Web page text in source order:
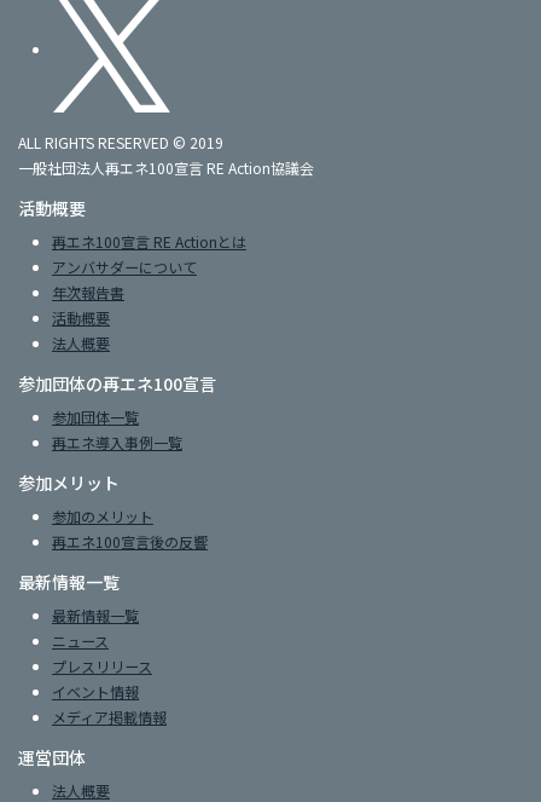
ALL RIGHTS RESERVED © 2019
一般社団法人再エネ100宣言 RE Action協議会
活動概要
再エネ100宣言 RE Actionとは
アンバサダーについて
年次報告書
活動概要
法人概要
参加団体の再エネ100宣言
参加団体一覧
再エネ導入事例一覧
参加メリット
参加のメリット
再エネ100宣言後の反響
最新情報一覧
最新情報一覧
ニュース
プレスリリース
イベント情報
メディア掲載情報
運営団体
法人概要